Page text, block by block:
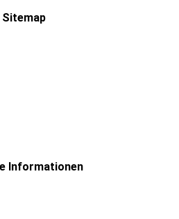
Sitemap
Informationen